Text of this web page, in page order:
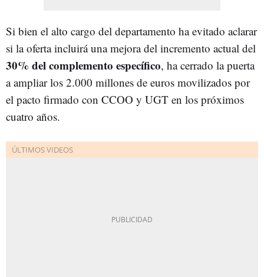
Si bien el alto cargo del departamento ha evitado aclarar
si la oferta incluirá una mejora del incremento actual del
30% del complemento específico, ha cerrado la puerta
a ampliar los 2.000 millones de euros movilizados por
el pacto firmado con CCOO y UGT en los próximos
cuatro años.